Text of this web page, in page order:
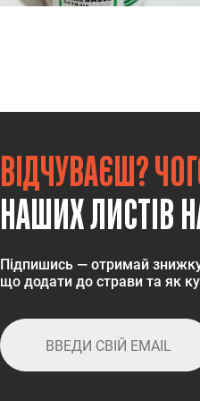
ВІДЧУВАЄШ?
НАШИХ ЛИСТІВ
Підпишись — отримай
що додати до страви та як